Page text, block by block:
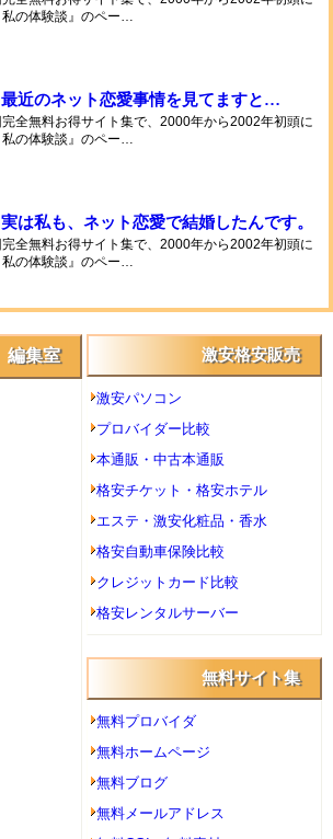
の体験談』のペー…
近のネット恋愛事情を見てますと…
全無料お得サイト集で、2000年から2002年初頭に
の体験談』のペー…
は私も、ネット恋愛で結婚したんです。
全無料お得サイト集で、2000年から2002年初頭に
の体験談』のペー…
編集室 激安格安販売
激安パソコン
プロバイダー比較
本通販・中古本通販
格安チケット・格安ホテル
エステ・激安化粧品・香水
格安自動車保険比較
クレジットカード比較
格安レンタルサーバー
無料サイト集
無料プロバイダ
無料ホームページ
無料ブログ
無料メールアドレス